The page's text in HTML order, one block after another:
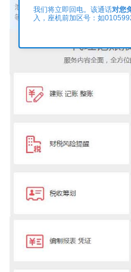
我们将立即回电。该通话对您
入，座机前加区号：如